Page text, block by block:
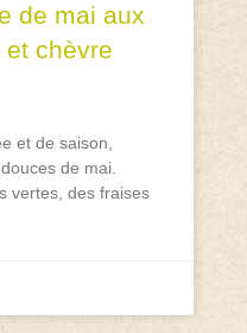
de mai aux
chèvre
et de saison,
de mai.
vertes, des fraises